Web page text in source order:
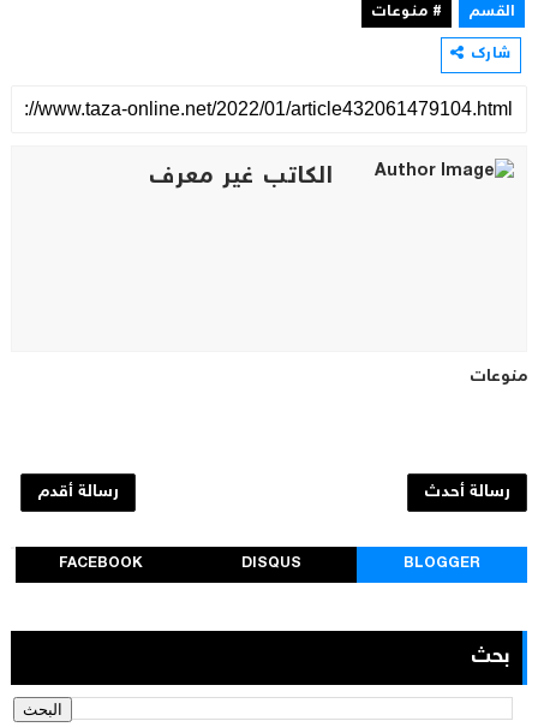
القسم
# منوعات
شارك
الكاتب غير معرف
منوعات
رسالة أحدث رسالة أقدم
BLOGGER
DISQUS
FACEBOOK
بحث